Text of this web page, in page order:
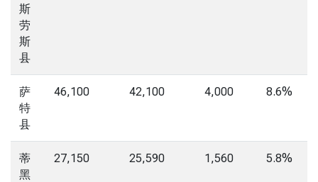
斯
劳
斯
县
萨
特
县
46,100 42,100 4,000 8.6%
蒂
黑
27,150 25,590 1,560 5.8%